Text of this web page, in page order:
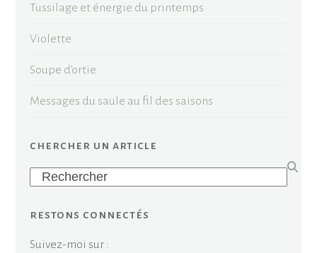
Tussilage et énergie du printemps
Violette
Soupe d’ortie
Messages du saule au fil des saisons
chercher un article
Search
restons connectés
Suivez-moi sur :